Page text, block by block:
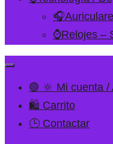
⌚Relojes –
🟢 🔆 Mi cuenta
🛍️ Carrito
🕒 Contactar